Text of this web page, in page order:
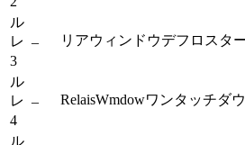
ル
レ
3
– リアウィンドウデフロスタ
ル
レ
4
– RelaisWmdowワンタッチダ
ル